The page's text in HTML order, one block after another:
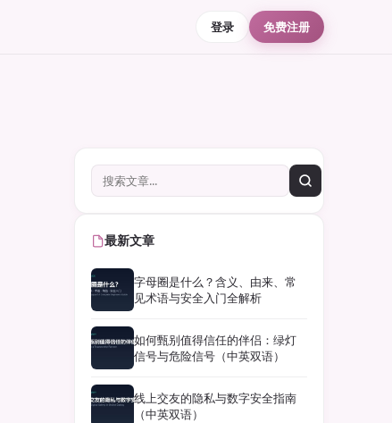
登录 免费注册
最新文章
字母圈是什么？含义、由来、常
见术语与安全入门全解析
如何甄别值得信任的伴侣：绿灯
信号与危险信号（中英双语）
线上交友的隐私与数字安全指南
（中英双语）